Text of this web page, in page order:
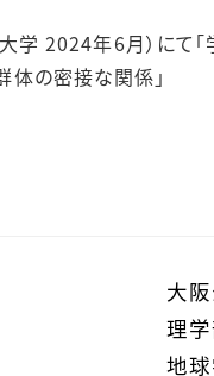
2024年6月）にて「
体の密接な関係」
大
理
地